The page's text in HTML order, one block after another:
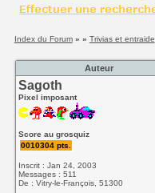
Index du Forum» » Trivias et entraide
Auteur
Sagoth
Pixel imposant
Score au grosquiz
0010304 pts.
Inscrit : Jan 24, 2003
Messages : 511
De : Vitry-le-François, 51300